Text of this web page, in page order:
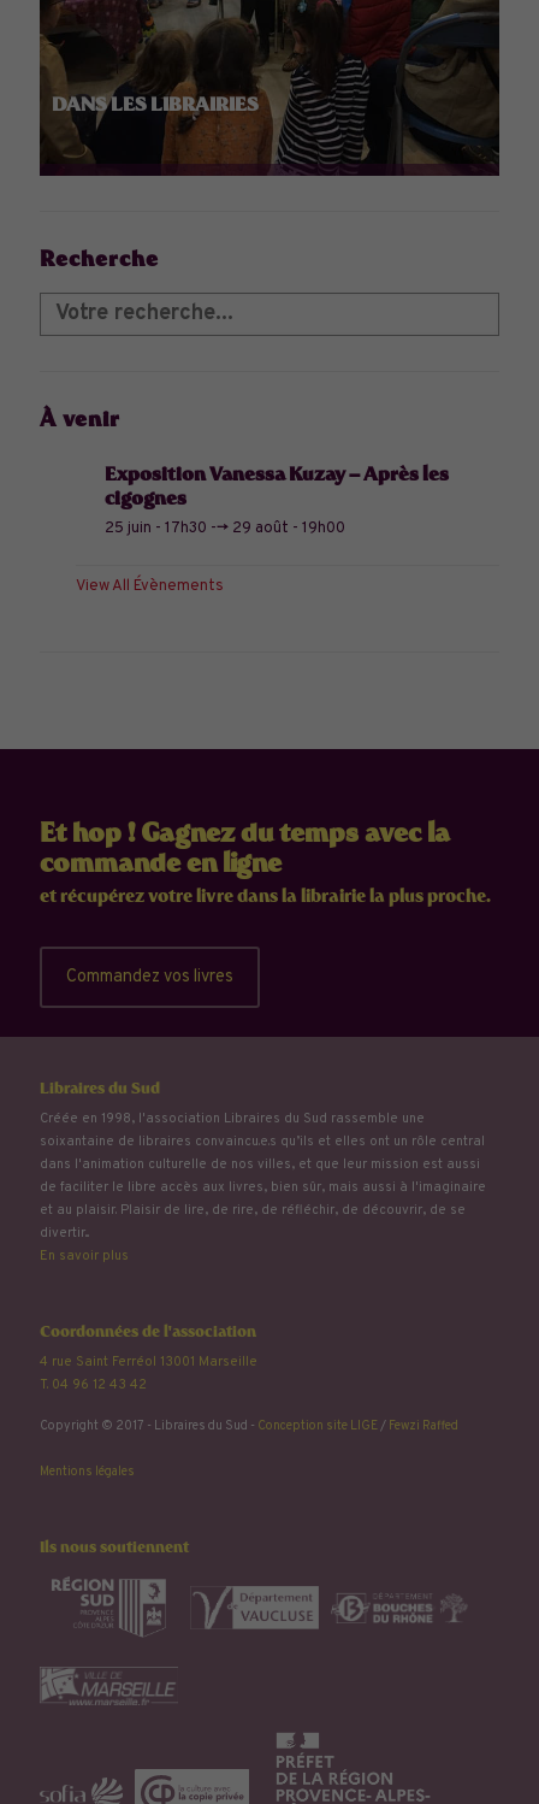
DANS LES LIBRAIRIES
Recherche
À venir
Exposition Vanessa Kuzay – Après les
cigognes
25 juin - 17h30 --> 29 août - 19h00
View All Évènements
Et hop ! Gagnez du temps avec la
commande en ligne
et récupérez votre livre dans la librairie la plus proche.
Commandez vos livres
Libraires du Sud
Créée en 1998, l'association Libraires du Sud rassemble une
soixantaine de libraires convaincu.e.s qu’ils et elles ont un rôle central
dans l'animation culturelle de nos villes, et que leur mission est aussi
de faciliter le libre accès aux livres, bien sûr, mais aussi à l'imaginaire
et au plaisir. Plaisir de lire, de rire, de réfléchir, de découvrir, de se
divertir...
En savoir plus
Coordonnées de l'association
4 rue Saint Ferréol 13001 Marseille
T. 04 96 12 43 42
Copyright © 2017 - Libraires du Sud - Conception site LIGE / Fewzi Raffed
Mentions légales
Ils nous soutiennent